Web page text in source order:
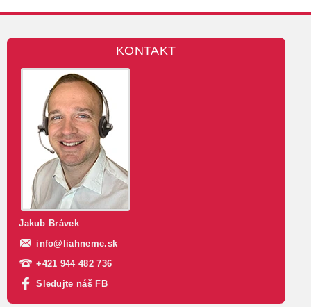
KONTAKT
Jakub Brávek
info@ liahneme.sk
+421 944 482 736
Sledujte náš FB